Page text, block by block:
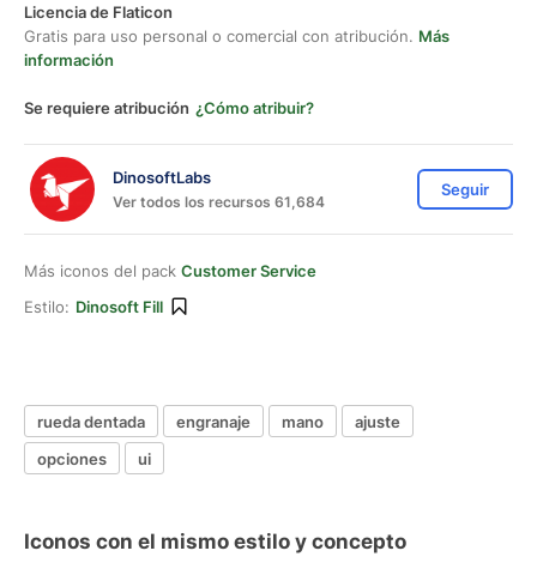
Licencia de Flaticon
Gratis para uso personal o comercial con atribución. Más
información
Se requiere atribución ¿Cómo atribuir?
DinosoftLabs
Ver todos los recursos 61,684
Seguir
Más iconos del pack Customer Service
Estilo: Dinosoft Fill
rueda dentada engranaje mano
ajuste
opciones
ui
Iconos con el mismo estilo y concepto